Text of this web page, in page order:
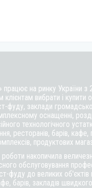
працює на ринку України
вибрати і купити
фуду, заклади
оснащенні,
технологічного
ресторанів, барів, кафе,
продуктових
накопичила
обслуговування
фуду до великих
барів, закладів